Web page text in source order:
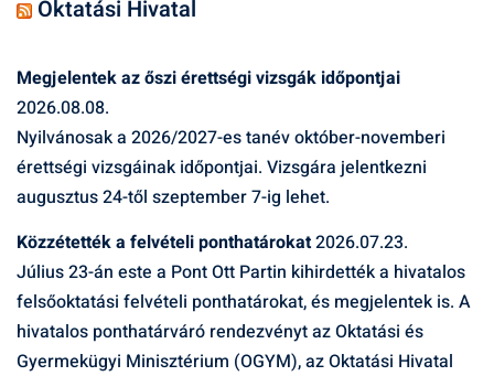
Oktatási Hivatal
Megjelentek az őszi érettségi vizsgák időpontjai
2026.08.08.
Nyilvánosak a 2026/2027-es tanév október-novemberi
érettségi vizsgáinak időpontjai. Vizsgára jelentkezni
augusztus 24-től szeptember 7-ig lehet.
Közzétették a felvételi ponthatárokat2026.07.23.
Július 23-án este a Pont Ott Partin kihirdették a hivatalos
felsőoktatási felvételi ponthatárokat, és megjelentek is. A
hivatalos ponthatárváró rendezvényt az Oktatási és
Gyermekügyi Minisztérium (OGYM), az Oktatási Hivatal